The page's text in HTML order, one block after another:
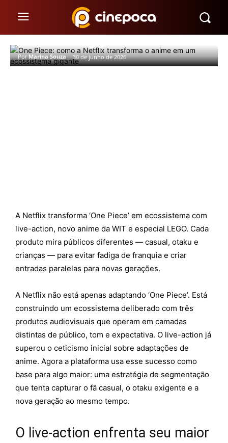
One Piece: como a Netflix
transforma o anime em um
Por Marina Souza 30 de junho de 2026
A Netflix transforma ‘One Piece’ em ecossistema com
live-action, novo anime da WIT e especial LEGO. Cada
produto mira públicos diferentes — casual, otaku e
crianças — para evitar fadiga de franquia e criar
entradas paralelas para novas gerações.
A Netflix não está apenas adaptando ‘One Piece’. Está
construindo um ecossistema deliberado com três
produtos audiovisuais que operam em camadas
distintas de público, tom e expectativa. O live-action já
superou o ceticismo inicial sobre adaptações de
anime. Agora a plataforma usa esse sucesso como
base para algo maior: uma estratégia de segmentação
que tenta capturar o fã casual, o otaku exigente e a
nova geração ao mesmo tempo.
O live-action enfrenta seu maior